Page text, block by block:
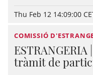
Thu Feb 12 14:09:00
COMISSIÓ
ESTRANGERIA
tràmit de